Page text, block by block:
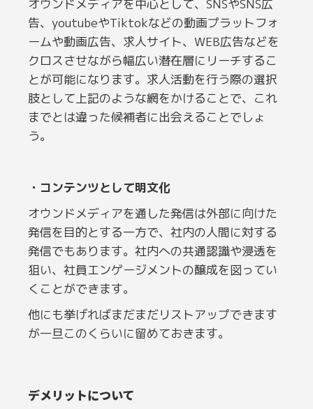
オウンドメディアを中心として、SNSやSNS広
告、youtubeやTiktokなどの動画プラットフォ
ームや動画広告、求人サイト、WEB広告などを
クロスさせながら幅広い潜在層にリーチするこ
とが可能になります。求人活動を行う際の選択
肢として上記のような網をかけることで、これ
までとは違った候補者に出会えることでしょ
う。
・コンテンツとして明文化
オウンドメディアを通した発信は外部に向けた
発信を目的とする一方で、社内の人間に対する
発信でもあります。社内への共通認識や浸透を
狙い、社員エンゲージメントの醸成を図ってい
くことができます。
他にも挙げればまだまだリストアップできます
が一旦このくらいに留めておきます。
デメリットについて